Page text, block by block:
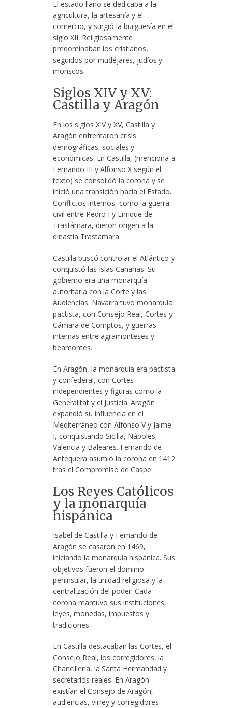
El estado llano se dedicaba a la
agricultura, la artesanía y el
comercio, y surgió la burguesía en el
siglo XII. Religiosamente
predominaban los cristianos,
seguidos por mudéjares, judíos y
moriscos.
Siglos XIV y XV:
Castilla y Aragón
En los siglos XIV y XV, Castilla y
Aragón enfrentaron crisis
demográficas, sociales y
económicas. En Castilla, (menciona a
Fernando III y Alfonso X según el
texto) se consolidó la corona y se
inició una transición hacia el Estado.
Conflictos internos, como la guerra
civil entre Pedro I y Enrique de
Trastámara, dieron origen a la
dinastía Trastámara.
Castilla buscó controlar el Atlántico y
conquistó las Islas Canarias. Su
gobierno era una monarquía
autoritaria con la Corte y las
Audiencias. Navarra tuvo monarquía
pactista, con Consejo Real, Cortes y
Cámara de Comptos, y guerras
internas entre agramonteses y
beamontes.
En Aragón, la monarquía era pactista
y confederal, con Cortes
independientes y figuras como la
Generalitat y el Justicia. Aragón
expandió su influencia en el
Mediterráneo con Alfonso V y Jaime
I, conquistando Sicilia, Nápoles,
Valencia y Baleares. Fernando de
Antequera asumió la corona en 1412
tras el Compromiso de Caspe.
Los Reyes Católicos
y la monarquía
hispánica
Isabel de Castilla y Fernando de
Aragón se casaron en 1469,
iniciando la monarquía hispánica. Sus
objetivos fueron el dominio
peninsular, la unidad religiosa y la
centralización del poder. Cada
corona mantuvo sus instituciones,
leyes, monedas, impuestos y
tradiciones.
En Castilla destacaban las Cortes, el
Consejo Real, los corregidores, la
Chancillería, la Santa Hermandad y
secretarios reales. En Aragón
existían el Consejo de Aragón,
audiencias, virrey y corregidores